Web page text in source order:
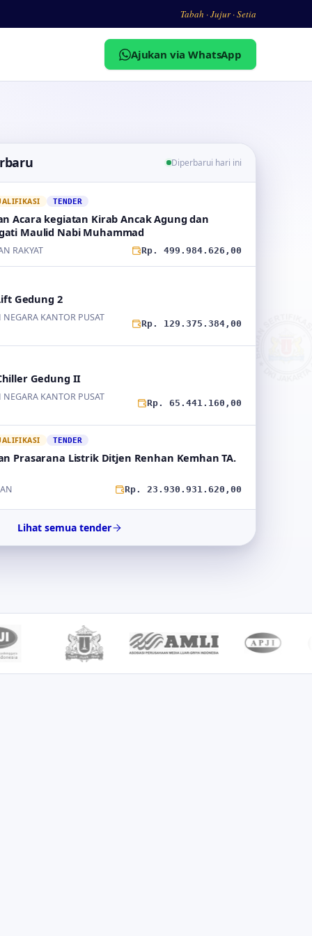
Tabah · Jujur · Setia
Ajukan via WhatsApp
Diperbarui hari ini
TENDER
Acara kegiatan Kirab Ancak Agung dan
Maulid Nabi Muhammad
RAKYAT Rp. 499.984.626,00
Gedung 2
KANTOR PUSAT
Rp. 129.375.384,00
Gedung II
KANTOR PUSAT
Rp. 65.441.160,00
TENDER
Prasarana Listrik Ditjen Renhan Kemhan TA.
Rp. 23.930.931.620,00
Lihat semua tender